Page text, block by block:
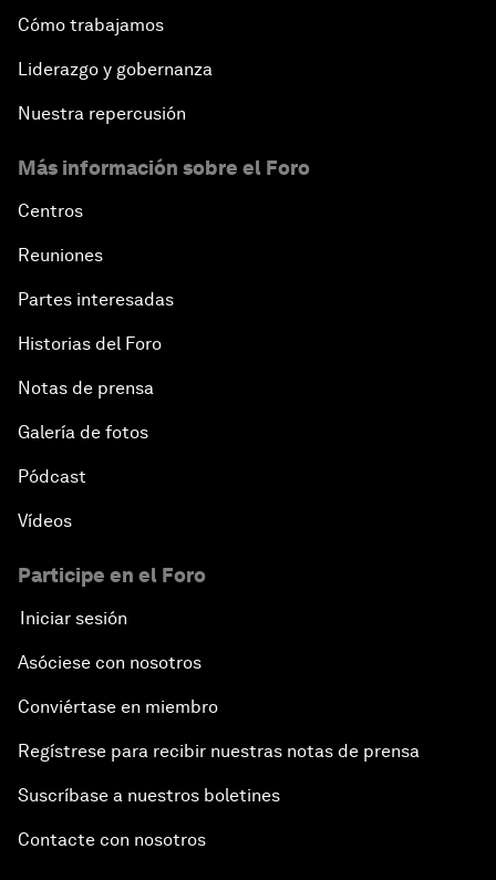
Cómo trabajamos
Liderazgo y gobernanza
Nuestra repercusión
Más información sobre el Foro
Centros
Reuniones
Partes interesadas
Historias del Foro
Notas de prensa
Galería de fotos
Pódcast
Vídeos
Participe en el Foro
Iniciar sesión
Asóciese con nosotros
Conviértase en miembro
Regístrese para recibir nuestras notas de prensa
Suscríbase a nuestros boletines
Contacte con nosotros